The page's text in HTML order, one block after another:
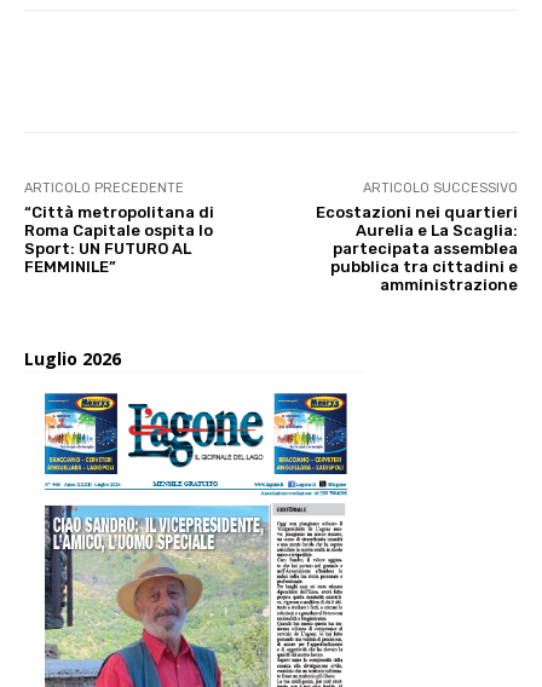
ARTICOLO PRECEDENTE
“Città metropolitana di
Roma Capitale ospita lo
Sport: UN FUTURO AL
FEMMINILE”
ARTICOLO SUCCESSIVO
Ecostazioni nei quartieri
Aurelia e La Scaglia:
partecipata assemblea
pubblica tra cittadini e
amministrazione
Luglio 2026